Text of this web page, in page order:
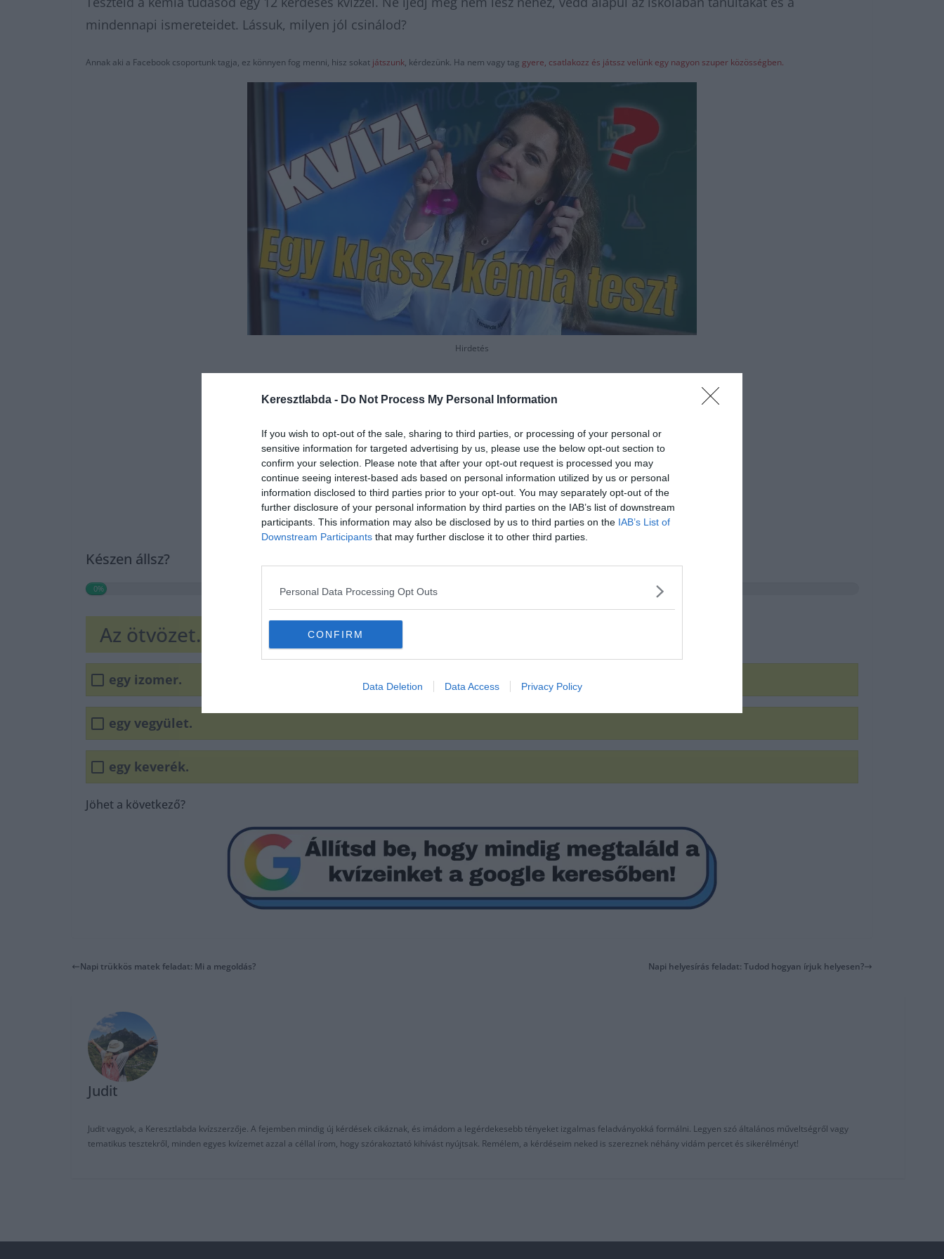
Keresztlabda - Do Not Process My Personal Information
If you wish to opt-out of the sale, sharing to third parties, or processing of your personal or
sensitive information for targeted advertising by us, please use the below opt-out section to
confirm your selection. Please note that after your opt-out request is processed you may
continue seeing interest-based ads based on personal information utilized by us or personal
information disclosed to third parties prior to your opt-out. You may separately opt-out of the
further disclosure of your personal information by third parties on the IAB’s list of downstream
participants. This information may also be disclosed by us to third parties on the IAB’s List of
Downstream Participants that may further disclose it to other third parties.
Personal Data Processing Opt Outs
CONFIRM
Data Deletion Data Access Privacy Policy
mindennapi ismereteidet. Lássuk, milyen jól csinálod?
Annak aki a Facebook csoportunk tagja, ez könnyen fog menni, hisz sokat játszunk, kérdezünk. Ha nem vagy tag gyere, csatlakozz és játssz velünk egy nagyon szuper közösségben.
Hirdetés
Készen állsz?
0%
Az ötvözet...
egy izomer.
egy vegyület.
egy keverék.
Jöhet a következő?
Napi trükkös matek feladat: Mi a megoldás? Napi helyesírás feladat: Tudod hogyan írjuk helyesen?
Judit
Judit vagyok, a Keresztlabda kvízszerzője. A fejemben mindig új kérdések cikáznak, és imádom a legérdekesebb tényeket izgalmas feladványokká formálni. Legyen szó általános műveltségről vagy
tematikus tesztekről, minden egyes kvízemet azzal a céllal írom, hogy szórakoztató kihívást nyújtsak. Remélem, a kérdéseim neked is szereznek néhány vidám percet és sikerélményt!